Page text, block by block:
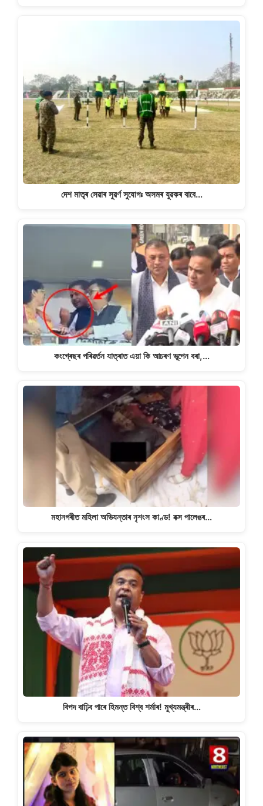
দেশ মাতৃৰ সেৱাৰ সুৱৰ্ণ সুযোগঃ অসমৰ যুৱকৰ বাবে…
কংগ্ৰেছৰ পৰিৱৰ্তন যাত্ৰাত এয়া কি আচৰণ ভূপেন বৰা,…
মহানগৰীত মহিলা অভিযন্তাৰ নৃশংস কাণ্ড! বক্স পালেঙৰ…
বিপদ বাঢ়িব পাৰে হিমন্ত বিশ্ব শৰ্মাৰ! মুখ্যমন্ত্ৰীৰ…